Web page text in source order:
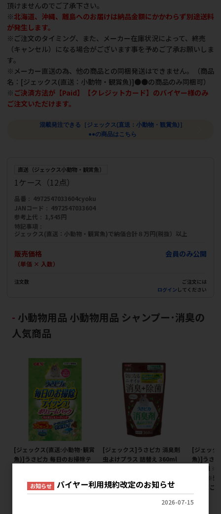
頂けませんのでご了承下さい。
※北海道、沖縄、離島へのお届けは納品金額にかかわらず別途送料
が発生します。
※ご注文のタイミング、また、メーカー在庫状況によって、終売
（キャンセル）になる場合がございます事を予めご了承お願いしま
す。
※メーカー直送の為、他の商品との同梱発送はできません。（商品
名：[ジェックス(直送：小動物・観賞魚)]●●の商品のみ同梱可）
※ ご決済方法が【Paid】【クレジットカード】のバイヤー様のみ
ご注文いただけます。
混載発注できる［ジェックス(直送：小動物・観賞魚)］
●●の商品はこちら
直送（ジェックス小動物・観賞魚）
1ケース（12点）
品番
4972547033604cyoku
JANコード
4972547033604
参考上代
1,545円
特記事項
ジェックス(直送：小動物・観賞魚)で納価合計８万円(税抜）以上
販売価格
（単価 × 入数）
会員のみ公開
注文数
ご注文には
ログイン してください
小動物用品 小動物用品 シャンプー･消臭の
人気商品
[ジェックス(直送:小動物･観賞
魚)]うさピカ 毎日のお掃除テ
最低ご購入金額にご注意下さ
[ジェックス]うさピカ 消臭剤
虫よけプラス 詰替え 360ml
857円
[ジェック
魚)]うさ
280ml ※
ます｡※
金額にご
お知らせ バイヤー利用規約改定のお知らせ
2026-07-15